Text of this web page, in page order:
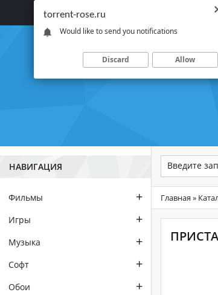
Главная
НАВИГАЦИЯ
Фильмы +
Игры +
Музыка +
Софт +
Обои +
Главная »
torrent-rose.ru
Would like to send you notifications
Discard Allow